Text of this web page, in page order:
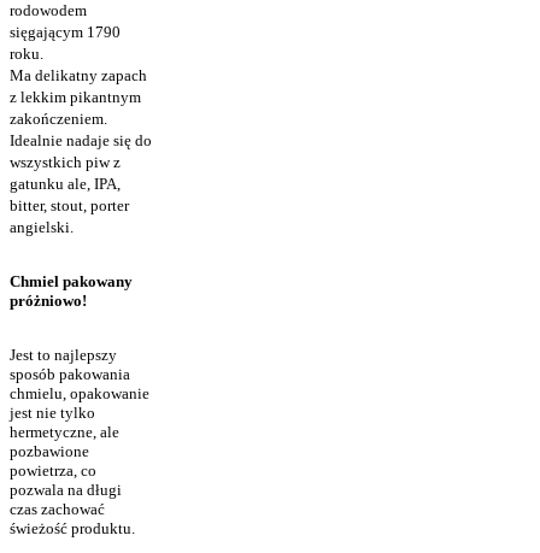
rodowodem
sięgającym 1790
roku.
Ma delikatny zapach
z lekkim pikantnym
zakończeniem.
Idealnie nadaje się do
wszystkich piw z
gatunku ale, IPA,
bitter, stout, porter
angielski.
Chmiel pakowany
próżniowo!
Jest to najlepszy
sposób pakowania
chmielu, opakowanie
jest nie tylko
hermetyczne, ale
pozbawione
powietrza, co
pozwala na długi
czas zachować
świeżość produktu.